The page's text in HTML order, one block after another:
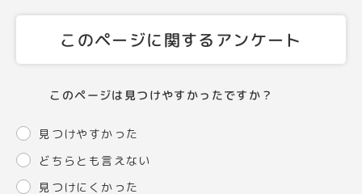
このページに関するアンケート
このページは見つけやすかったですか？
見つけやすかった
どちらとも言えない
見つけにくかった